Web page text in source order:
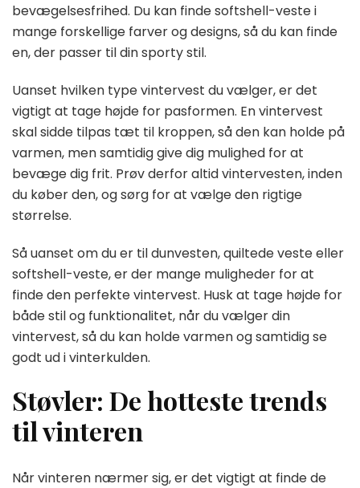
bevægelsesfrihed. Du kan finde softshell-veste i
mange forskellige farver og designs, så du kan finde
en, der passer til din sporty stil.
Uanset hvilken type vintervest du vælger, er det
vigtigt at tage højde for pasformen. En vintervest
skal sidde tilpas tæt til kroppen, så den kan holde på
varmen, men samtidig give dig mulighed for at
bevæge dig frit. Prøv derfor altid vintervesten, inden
du køber den, og sørg for at vælge den rigtige
størrelse.
Så uanset om du er til dunvesten, quiltede veste eller
softshell-veste, er der mange muligheder for at
finde den perfekte vintervest. Husk at tage højde for
både stil og funktionalitet, når du vælger din
vintervest, så du kan holde varmen og samtidig se
godt ud i vinterkulden.
Støvler: De hotteste trends
til vinteren
Når vinteren nærmer sig, er det vigtigt at finde de